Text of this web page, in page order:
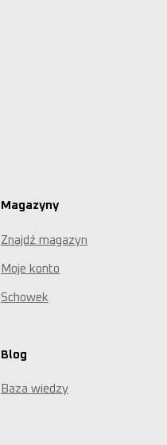
Magazyny
Znajdź magazyn
Moje konto
Schowek
Blog
Baza wiedzy